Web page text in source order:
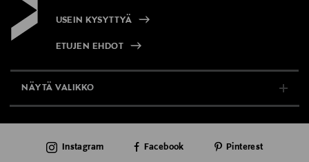
USEIN KYSYTTYÄ
ETUJEN EHDOT
NÄYTÄ VALIKKO
AJANKOHTAISTA
Instagram Facebook Pinterest